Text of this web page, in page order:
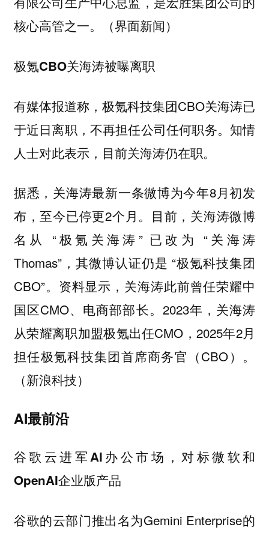
核心高管之一。（界面新闻）
极氪CBO关海涛被曝离职
有媒体报道称，极氪科技集团CBO关海涛已
于近日离职，不再担任公司任何职务。知情
人士对此表示，目前关海涛仍在职。
据悉，关海涛最新一条微博为今年8月初发
布，至今已停更2个月。目前，关海涛微博
名从 “极氪关海涛” 已改为 “关海涛
Thomas”，其微博认证仍是 “极氪科技集团
CBO”。资料显示，关海涛此前曾任荣耀中
国区CMO、电商部部长。2023年，关海涛
从荣耀离职加盟极氪出任CMO，2025年2月
担任极氪科技集团首席商务官（CBO）。
（新浪科技）
AI最前沿
谷歌云进军AI办公市场，对标微软和
OpenAI企业版产品
谷歌的云部门推出名为Gemini Enterprise的